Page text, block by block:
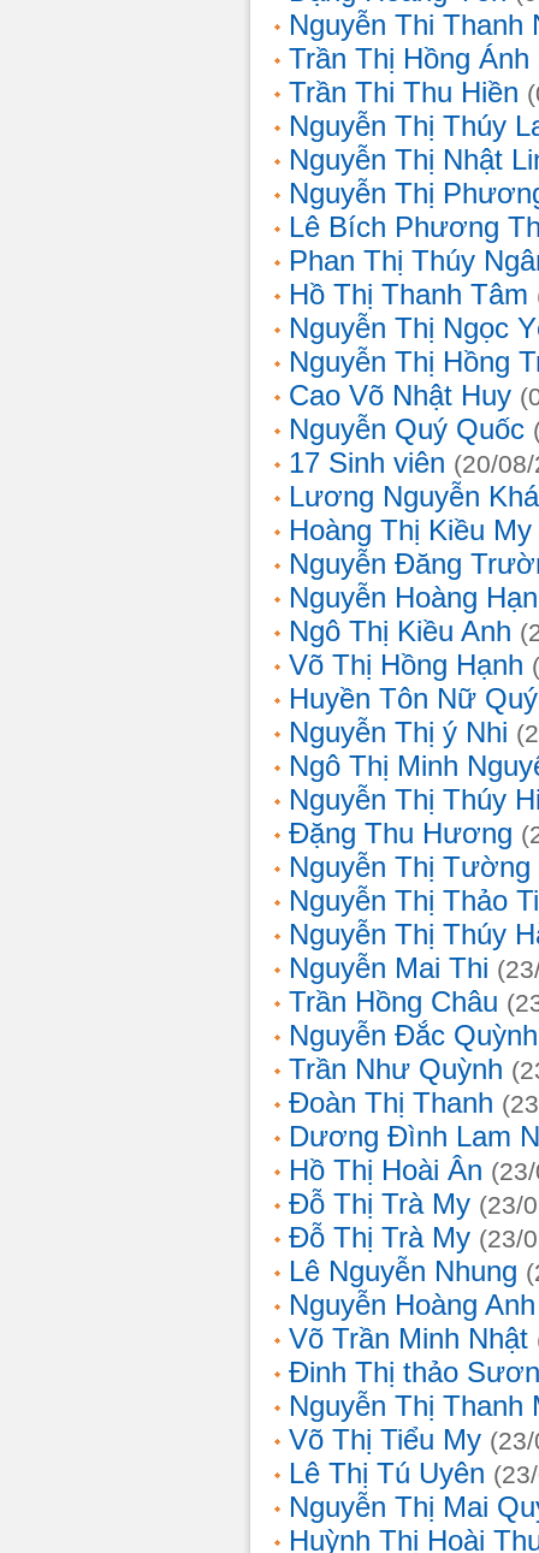
Nguyễn Thi Thanh
Trần Thị Hồng Ánh
Trần Thi Thu Hiền
Nguyễn Thị Thúy
Nguyễn Thị Nhật
Nguyễn Thị
Lê Bích Phương
Phan Thị Thúy
Hồ Thị Thanh Tâm
Nguyễn Thị Ngọc
Nguyễn Thị Hồng
Cao Võ Nhật Huy
Nguyễn Quý Quốc
17 Sinh viên (20/
Lương Nguyễn
Hoàng Thị Kiều My
Nguyễn Đăng
Nguyễn Hoàng
Ngô Thị Kiều Anh
Võ Thị Hồng Hạnh
Huyền Tôn Nữ
Nguyễn Thị ý Nhi
Ngô Thị Minh
Nguyễn Thị Thúy
Đặng Thu Hương
Nguyễn Thị Tường
Nguyễn Thị Thảo
Nguyễn Thị Thúy
Nguyễn Mai Thi
Trần Hồng Châu
Nguyễn Đắc
Trần Như Quỳnh
Đoàn Thị Thanh
Dương Đình Lam
Hồ Thị Hoài Ân
Đỗ Thị Trà My (23/
Đỗ Thị Trà My (23/
Lê Nguyễn Nhung
Nguyễn Hoàng Anh
Võ Trần Minh Nhật
Đinh Thị thảo
Nguyễn Thị Thanh
Võ Thị Tiểu My
Lê Thị Tú Uyên
Nguyễn Thị Mai
Huỳnh Thị Hoài